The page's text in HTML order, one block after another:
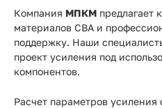
Компания МПКМ предлагает
материалов СВА и
поддержку. Наши
проект усиления под
компонентов.
Расчет параметров усиления